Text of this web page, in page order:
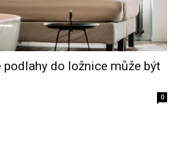
podlahy do ložnice může být
0